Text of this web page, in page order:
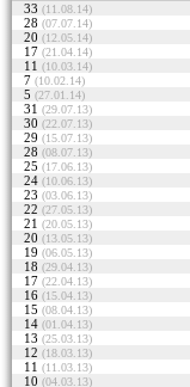
33 (11.08.14)
28 (07.07.14)
20 (12.05.14)
17 (21.04.14)
11 (10.03.14)
7 (10.02.14)
5 (27.01.14)
31 (29.07.13)
30 (22.07.13)
29 (15.07.13)
28 (08.07.13)
25 (17.06.13)
24 (10.06.13)
23 (03.06.13)
22 (27.05.13)
21 (20.05.13)
20 (13.05.13)
19 (06.05.13)
18 (29.04.13)
17 (22.04.13)
16 (15.04.13)
15 (08.04.13)
14 (01.04.13)
13 (25.03.13)
12 (18.03.13)
11 (11.03.13)
10 (04.03.13)